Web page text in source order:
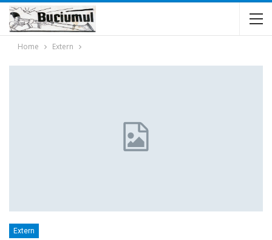
Home Extern
Extern